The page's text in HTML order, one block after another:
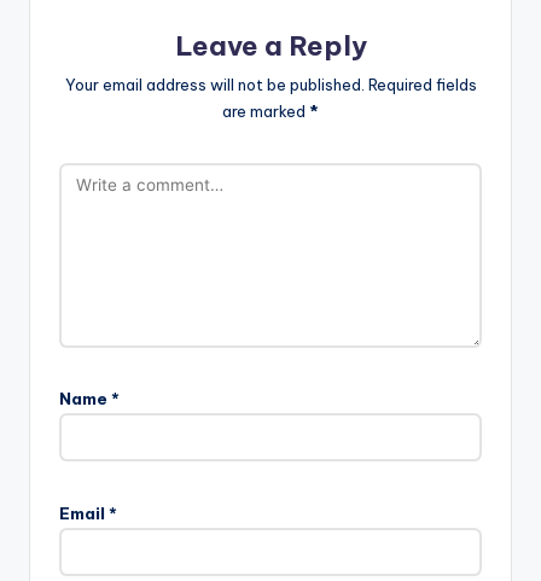
Leave a Reply
Your email address will not be published. Required fields
are marked *
Name *
Email *